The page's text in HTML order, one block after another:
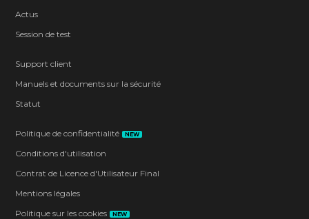
Actus
Session de test
Support client
Manuels et documents sur la sécurité
Statut
Politique de confidentialité NEW
Conditions d'utilisation
Contrat de Licence d'Utilisateur Final
Mentions légales
Politique sur les cookies
NEW